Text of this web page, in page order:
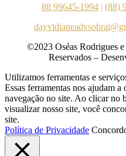
88 99645-1994 | (88)
©2023 Oséas Rodrigues
Reservados –
Utilizamos ferramentas e
Essas ferramentas nos ajudam
navegação no site. Ao clicar no
visualizar nosso site, você
site.
Política de Privacidade